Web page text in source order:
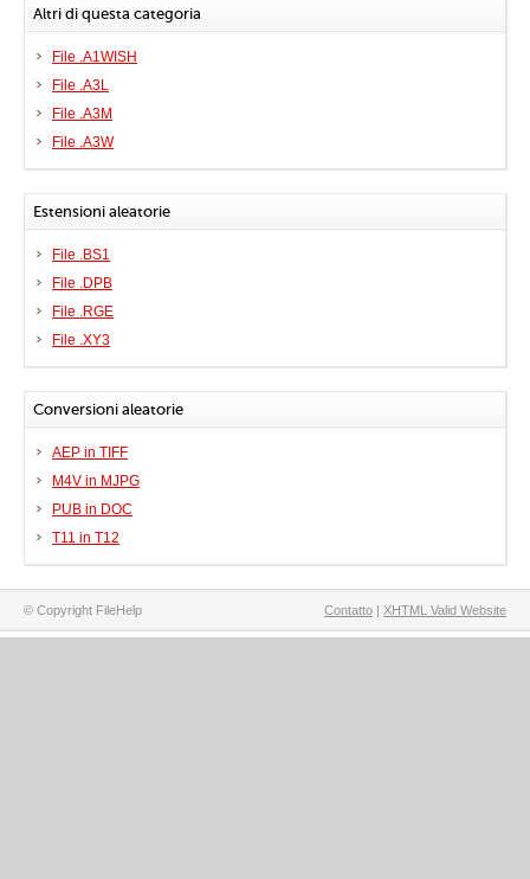
Altri di questa categoria
File .A1WISH
File .A3L
File .A3M
File .A3W
Estensioni aleatorie
File .BS1
File .DPB
File .RGE
File .XY3
Conversioni aleatorie
AEP in TIFF
M4V in MJPG
PUB in DOC
T11 in T12
© Copyright FileHelp Contatto | XHTML Valid Website